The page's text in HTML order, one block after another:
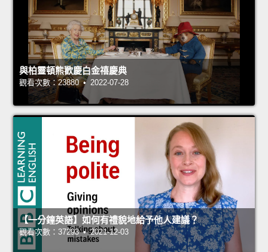
與柏靈頓熊歡慶白金禧慶典
觀看次數：23880 • 2022-07-28
【一分鐘英語】如何有禮貌地給予他人建議？
觀看次數：37293 • 2021-12-03